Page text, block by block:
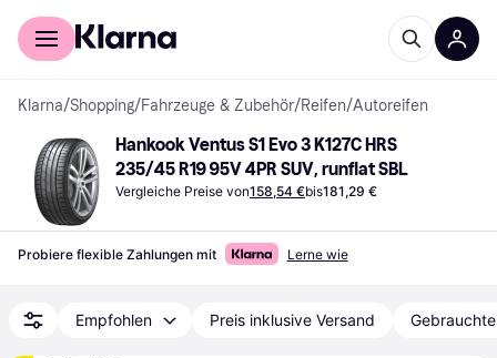
Für Shopper
Klarna/Shopping/Fahrzeuge & Zubehör/Reifen/Autoreifen
Hankook Ventus S1 Evo 3 K127C HRS
235/45 R19 95V 4PR SUV, runflat SBL
Vergleiche Preise von158,54 €bis181,29 €
Probiere flexible Zahlungen mit Lerne wie
Empfohlen Preis inklusive Versand